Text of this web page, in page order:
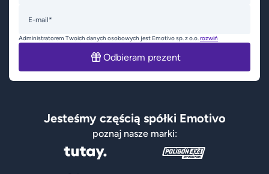
E-mail*
Administratorem Twoich danych osobowych jest Emotivo sp. z o.o.rozwiń
Odbieram prezent
Jesteśmy częścią spółki Emotivo
poznaj nasze marki: